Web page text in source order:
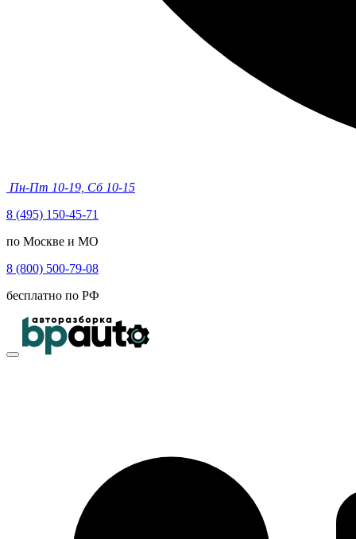
Пн-Пт 10-19, Сб 10-15
8 (495) 150-45-71
по Москве и МО
8 (800) 500-79-08
бесплатно по РФ